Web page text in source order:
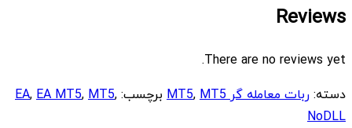
Reviews
There are no reviews yet.
دسته:ربات معامله گر MT5 ,MT5 برچسب: EA,EA MT5,MT5,
NoDLL